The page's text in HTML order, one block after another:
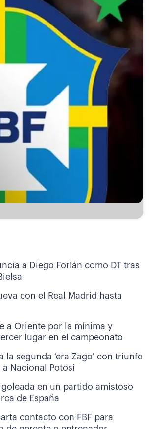
a Diego Forlán como DT tras
con el Real Madrid hasta
a Oriente por la mínima y
lugar en el campeonato
la segunda ‘era Zago’ con triunfo
Nacional Potosí
goleada en un partido amistoso
de España
contacto con FBF para